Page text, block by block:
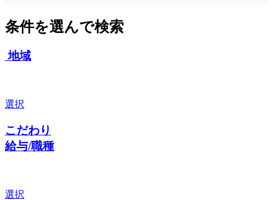
条件を選んで検索
地域
選択
こだわり
給与/職種
選択